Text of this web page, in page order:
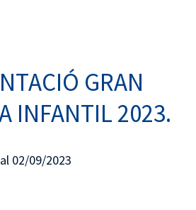
GRAN
INFANTIL 2023.
02/09/2023